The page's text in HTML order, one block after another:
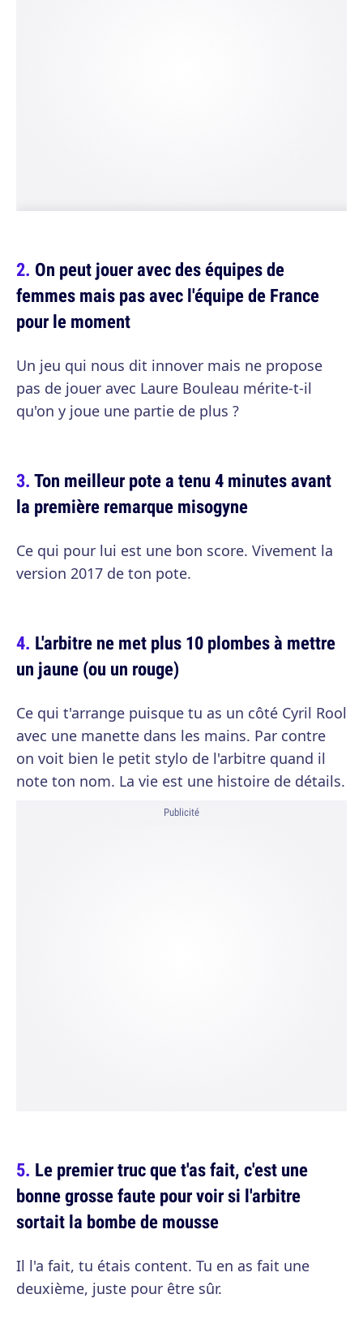
On peut jouer avec des équipes de
femmes mais pas avec l'équipe de France
pour le moment
Un jeu qui nous dit innover mais ne propose
pas de jouer avec Laure Bouleau mérite-t-il
qu'on y joue une partie de plus ?
Ton meilleur pote a tenu 4 minutes avant
la première remarque misogyne
Ce qui pour lui est une bon score. Vivement la
version 2017 de ton pote.
L'arbitre ne met plus 10 plombes à mettre
un jaune (ou un rouge)
Ce qui t'arrange puisque tu as un côté Cyril Rool
avec une manette dans les mains. Par contre
on voit bien le petit stylo de l'arbitre quand il
note ton nom. La vie est une histoire de détails.
Publicité
Le premier truc que t'as fait, c'est une
bonne grosse faute pour voir si l'arbitre
sortait la bombe de mousse
Il l'a fait, tu étais content. Tu en as fait une
deuxième, juste pour être sûr.